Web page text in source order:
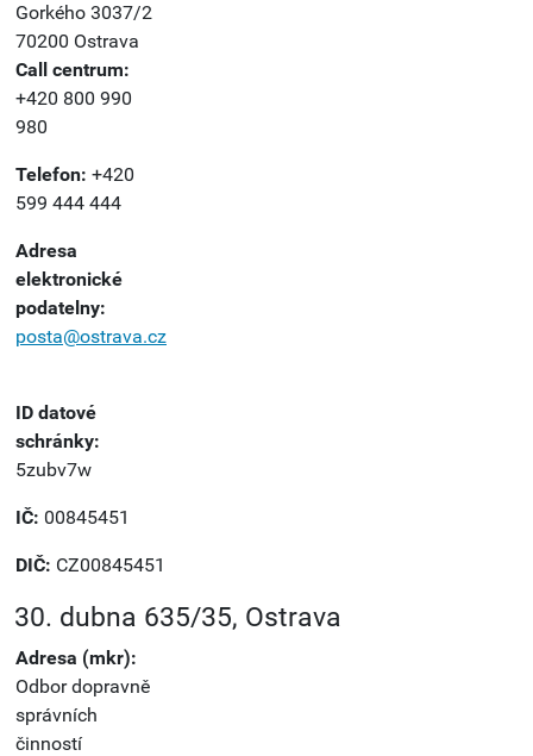
Gorkého 3037/2
70200 Ostrava
Call centrum:
+420 800 990
980
Telefon: +420
599 444 444
Adresa
elektronické
podatelny:
posta@ostrava.cz
ID datové
schránky:
5zubv7w
IČ: 00845451
DIČ: CZ00845451
30. dubna 635/35, Ostrava
Adresa (mkr):
Odbor dopravně
správních
činností